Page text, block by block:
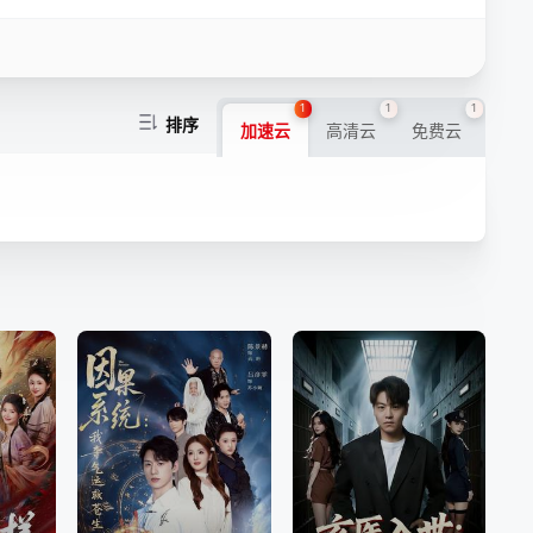
排序 加速云
1
高清云
1
免费云
1